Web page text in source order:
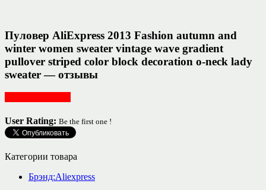
Пуловер AliExpress 2013 Fashion autumn and
winter women sweater vintage wave gradient
pullover striped color block decoration o-neck lady
sweater — отзывы
User Rating: Be the first one !
Категории товара
Брэнд:Aliexpress